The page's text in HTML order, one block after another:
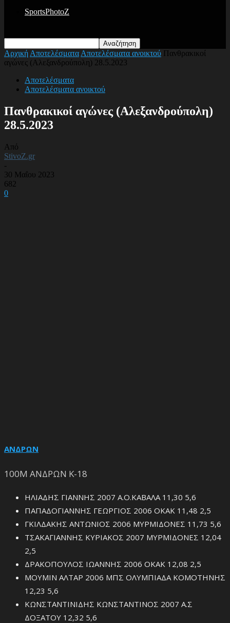
SportsPhotoZ
Αρχική Αποτελέσματα Αποτελέσματα ανοικτού Πανθρακικοί
αγώνες (Αλεξανδρούπολη) 28.5.2023
Αποτελέσματα
Αποτελέσματα ανοικτού
Πανθρακικοί αγώνες (Αλεξανδρούπολη)
28.5.2023
Από
StivoZ.gr
-
30 Μαΐου 2023
682
0
ΑΝΔΡΩΝ
100Μ ΑΝΔΡΩΝ Κ-18
ΗΛΙΑΔΗΣ ΓΙΑΝΝΗΣ 2007 Α.Ο.ΚΑΒΑΛΑ 11,30 5,6
ΠΑΠΑΔΟΓΙΑΝΝΗΣ ΓΕΩΡΓΙΟΣ 2006 ΟΚΑΚ 11,48 2,5
ΓΚΙΛΔΑΚΗΣ ΑΝΤΩΝΙΟΣ 2006 ΜΥΡΜΙΔΟΝΕΣ 11,73 5,6
ΤΣΑΚΑΓΙΑΝΝΗΣ ΚΥΡΙΑΚΟΣ 2007 ΜΥΡΜΙΔΟΝΕΣ 12,04
2,5
ΔΡΑΚΟΠΟΥΛΟΣ ΙΩΑΝΝΗΣ 2006 ΟΚΑΚ 12,08 2,5
ΜΟΥΜΙΝ ΑΛΤΑΡ 2006 ΜΠΣ ΟΛΥΜΠΙΑΔΑ ΚΟΜΟΤΗΝΗΣ
12,23 5,6
ΚΩΝΣΤΑΝΤΙΝΙΔΗΣ ΚΩΝΣΤΑΝΤΙΝΟΣ 2007 Α.Σ
ΔΟΞΑΤΟΥ 12,32 5,6